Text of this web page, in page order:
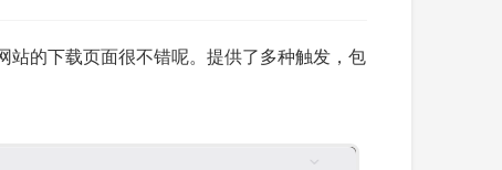
的下载页面很不错呢。提供了多种触发，包